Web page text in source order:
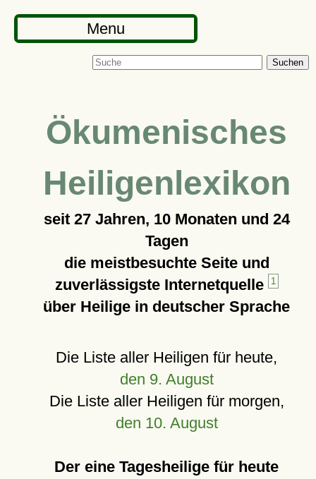
Menu
Suchen
Ökumenisches
Heiligenlexikon
seit 27 Jahren, 10 Monaten und 24
Tagen
die meistbesuchte Seite und
zuverlässigste Internetquelle
1
über Heilige in deutscher Sprache
Die Liste aller Heiligen für heute,
den 9. August
Die Liste aller Heiligen für morgen,
den 10. August
Der eine Tagesheilige für heute